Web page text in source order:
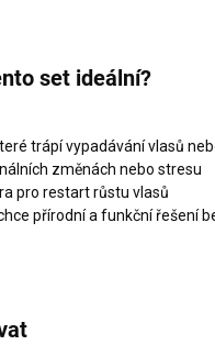
set ideální?
trápí vypadávání vlasů
změnách nebo stresu
pro restart růstu vlasů
přírodní a funkční řešení